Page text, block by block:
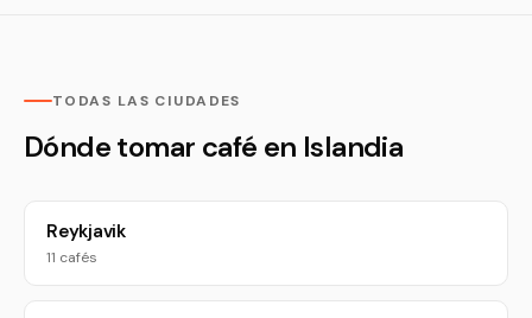
TODAS LAS CIUDADES
Dónde tomar café en Islandia
Reykjavik
11 cafés